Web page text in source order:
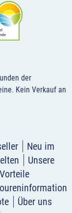
der
Kein Verkauf an
Neu im
Unsere
Über uns